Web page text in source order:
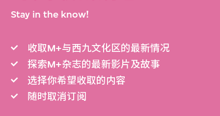
Stay in the know!
收取M+与西九文化区的最新情况
探索M+杂志的最新影片及故事
选择你希望收取的内容
随时取消订阅